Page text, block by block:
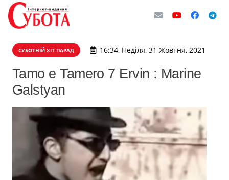
СУБОТНІЙ ХІТ-ПАРАД 16:34, Неділя, 31 Жовтня, 2021
Tamo e Tamero 7 Ervin : Marine
Galstyan